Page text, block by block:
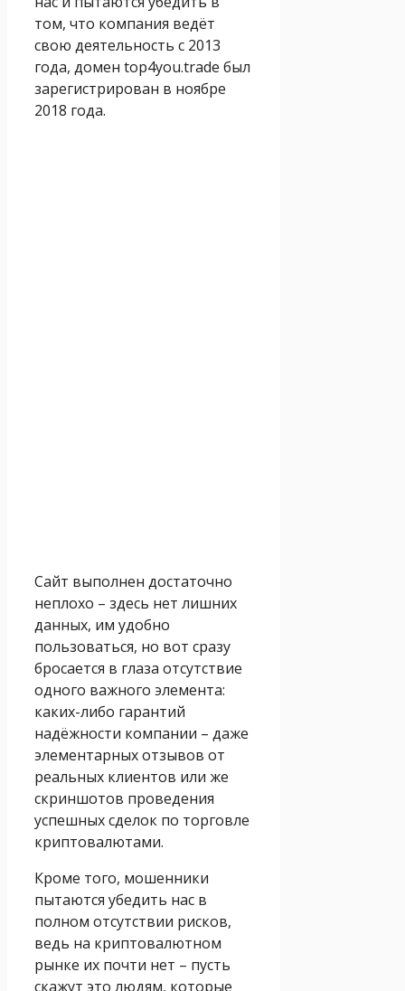
том, что компания ведёт
свою деятельность с 2013
года, домен top4you.trade был
зарегистрирован в ноябре
2018 года.
Сайт выполнен достаточно
неплохо – здесь нет лишних
данных, им удобно
пользоваться, но вот сразу
бросается в глаза отсутствие
одного важного элемента:
каких-либо гарантий
надёжности компании – даже
элементарных отзывов от
реальных клиентов или же
скриншотов проведения
успешных сделок по торговле
криптовалютами.
Кроме того, мошенники
пытаются убедить нас в
полном отсутствии рисков,
ведь на криптовалютном
рынке их почти нет – пусть
скажут это людям, которые